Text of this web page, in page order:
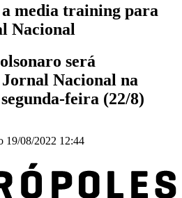
media training para
Nacional
será
Nacional na
feira (22/8)
19/08/2022 12:44